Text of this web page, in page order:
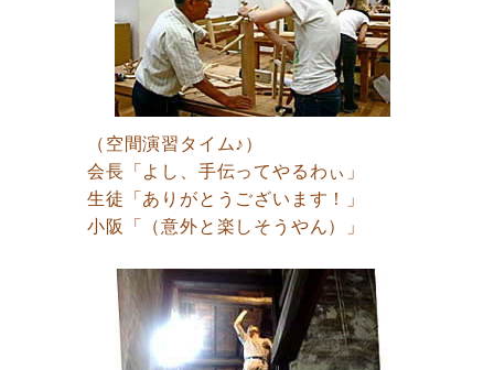
（空間演習タイム♪）
会長「よし、手伝ってやるわぃ」
生徒「ありがとうございます！」
小阪「（意外と楽しそうやん）」